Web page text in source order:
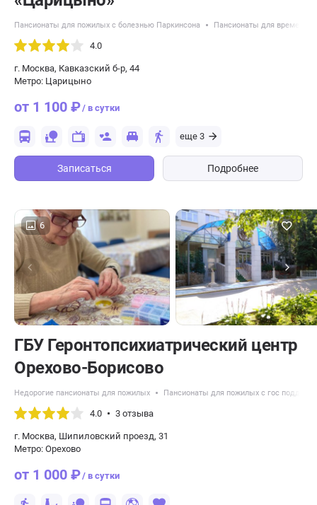
Пансионаты для пожилых с болезнью Паркинсона Пансионаты для
4.0
г. Москва, Кавказский б-р, 44
Метро: Царицыно
от 1 100 ₽/ в сутки
еще 3
Записаться Подробнее
6
ГБУ Геронтопсихиатрический центр
Орехово-Борисово
Недорогие пансионаты для пожилых Пансионаты для пожилых с гос
4.0 3 отзыва
г. Москва, Шипиловский проезд, 31
Метро: Орехово
от 1 000 ₽/ в сутки